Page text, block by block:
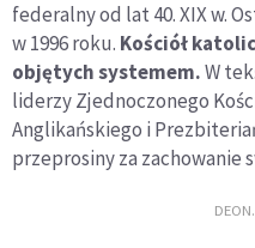
federalny od lat 40. XIX w.
w 1996 roku. Kościół
objętych systemem.W
liderzy Zjednoczonego
Anglikańskiego i
przeprosiny za zachowanie